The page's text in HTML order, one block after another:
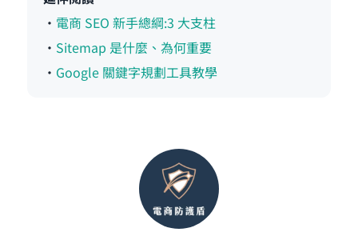
・ 電商 SEO 新手總綱:3 大支柱
・ Sitemap 是什麼、為何重要
・ Google 關鍵字規劃工具教學